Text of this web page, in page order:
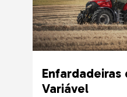
Enfardadeiras
Variável